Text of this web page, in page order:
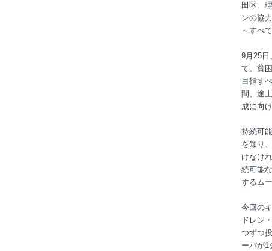
田区、
ンの協
～すべ
9月25日
て、貧
目指す
間、途
成に向
持続可
を知り
けなけ
続可能
するム
今回の
ドレン
つずつ
ーバが1